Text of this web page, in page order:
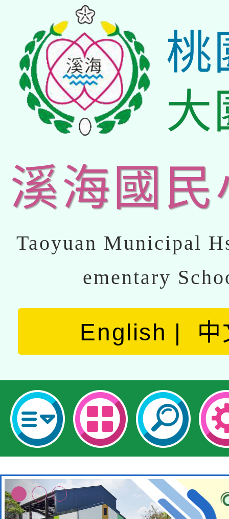
桃
大
溪海國民
Taoyuan Municipal
ementary
English 中